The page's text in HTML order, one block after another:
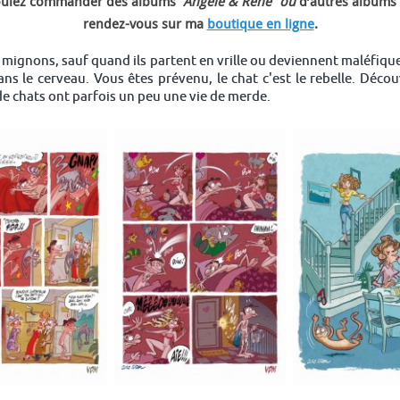
rendez-vous sur ma boutique en ligne.
sauf quand ils partent en vrille ou deviennent
le cerveau. Vous êtes prévenu, le chat c'est le rebelle.
chats ont parfois un peu une vie de merde.